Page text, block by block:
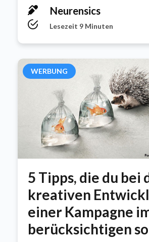
Neurensics
Lesezeit 9 Minuten
WERBUNG
5 Tipps, die du bei
kreativen
einer Kampagne
berücksichtigen